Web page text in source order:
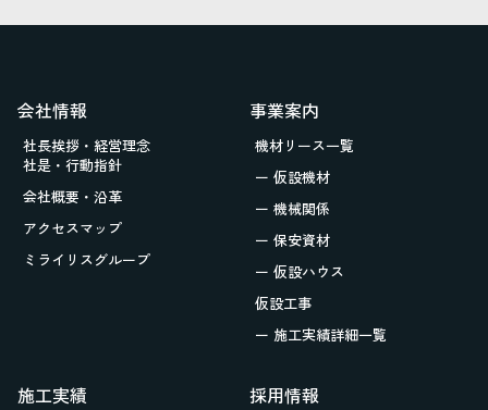
会社情報
社長挨拶・経営理念
社是・行動指針
会社概要・沿革
アクセスマップ
ミライリスグループ
事業案内
機材リース一覧
ー 仮設機材
ー 機械関係
ー 保安資材
ー 仮設ハウス
仮設工事
ー 施工実績詳細一覧
施工実績 採用情報